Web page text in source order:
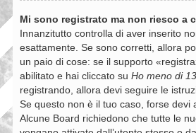
Mi sono registrato ma non riesco a
Innanzitutto controlla di aver inserito
esattamente. Se sono corretti, allora
un paio di cose: se il supporto
abilitato e hai cliccato su Ho meno di
registrando, allora devi seguire le
Se questo non è il tuo caso, forse devi
Alcune Board richiedono che tutte le